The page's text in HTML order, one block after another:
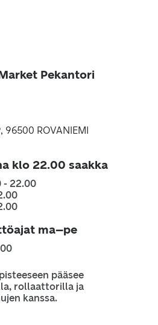
Pekantori
96500 ROVANIEMI
klo 22.00 saakka
- 22.00
ma–pe
pääsee
rollaattorilla ja
kanssa.